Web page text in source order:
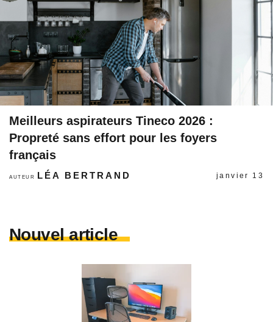
Meilleurs aspirateurs Tineco 2026 :
Propreté sans effort pour les foyers
français
AUTEUR LÉA BERTRAND janvier 13
Nouvel article